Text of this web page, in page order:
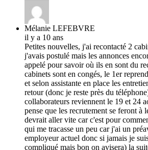
Mélanie LEFEBVRE
il y a 10 ans
Petites nouvelles, j'ai recontacté 2
j'avais postulé mais les annonces
appelé pour savoir où ils en sont du
cabinets sont en congés, le 1er
et selon assistante en place les
retour (donc je reste près du
collaborateurs reviennent le 19 et 24
pense que les recrutement se feront à
devrait aller vite car c'est pour
qui me tracasse un peu car j'ai un
employeur actuel donc si jamais je
compliqué mais bon on avisera) la